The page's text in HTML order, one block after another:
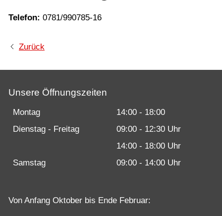
Telefon: 0781/990785-16
Zurück
Unsere Öffnungszeiten
Montag
14:00 - 18:00
Dienstag - Freitag
09:00 - 12:30 Uhr
14:00 - 18:00 Uhr
Samstag
09:00 - 14:00 Uhr
Von Anfang Oktober bis Ende Februar: